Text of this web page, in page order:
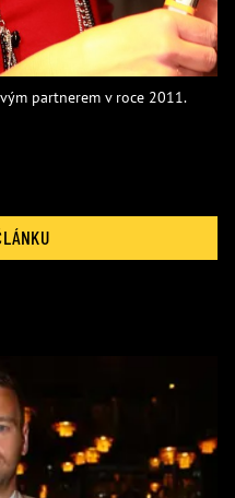
partnerem v roce 2011.